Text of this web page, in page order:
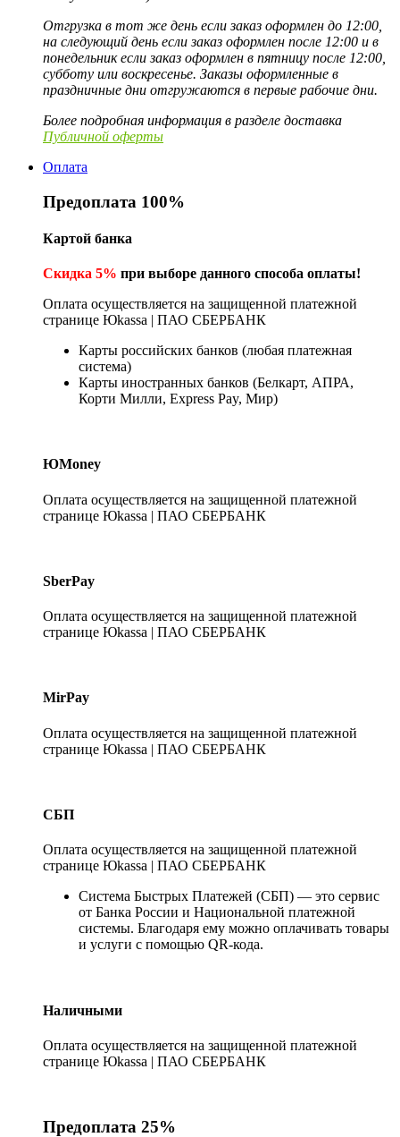
Отгрузка в тот же день если заказ оформлен до 12:00,
на следующий день если заказ оформлен после 12:00 и в
понедельник если заказ оформлен в пятницу после 12:00,
субботу или воскресенье. Заказы оформленные в
праздничные дни отгружаются в первые рабочие дни.
Более подробная информация в разделе доставка
Публичной оферты
Оплата
Предоплата 100%
Картой банка
Скидка 5% при выборе данного способа оплаты!
Оплата осуществляется на защищенной платежной
странице Юkassa | ПАО СБЕРБАНК
Карты российских банков (любая платежная
система)
Карты иностранных банков (Белкарт, АПРА,
Корти Милли, Express Pay, Мир)
ЮMoney
Оплата осуществляется на защищенной платежной
странице Юkassa | ПАО СБЕРБАНК
SberPay
Оплата осуществляется на защищенной платежной
странице Юkassa | ПАО СБЕРБАНК
MirPay
Оплата осуществляется на защищенной платежной
странице Юkassa | ПАО СБЕРБАНК
СБП
Оплата осуществляется на защищенной платежной
странице Юkassa | ПАО СБЕРБАНК
Система Быстрых Платежей (СБП) — это сервис
от Банка России и Национальной платежной
системы. Благодаря ему можно оплачивать товары
и услуги с помощью QR-кода.
Наличными
Оплата осуществляется на защищенной платежной
странице Юkassa | ПАО СБЕРБАНК
Предоплата 25%